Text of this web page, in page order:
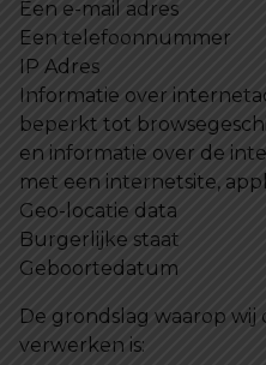
Een e-mail adres
Een telefoonnummer
IP Adres
Informatie over
beperkt tot
en informatie over de
met een internetsite,
Geo-locatie data
Burgerlijke staat
Geboortedatum
De grondslag waarop
verwerken is: